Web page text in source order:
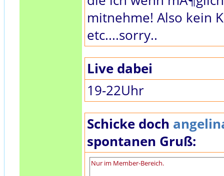
mitnehme! Also kein
etc....sorry..
Live dabei
19-22Uhr
Schicke doch
spontanen Gruß: